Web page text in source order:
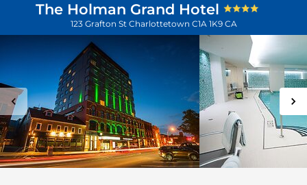
The Holman Grand Hotel
123 Grafton St Charlottetown C1A 1K9 CA